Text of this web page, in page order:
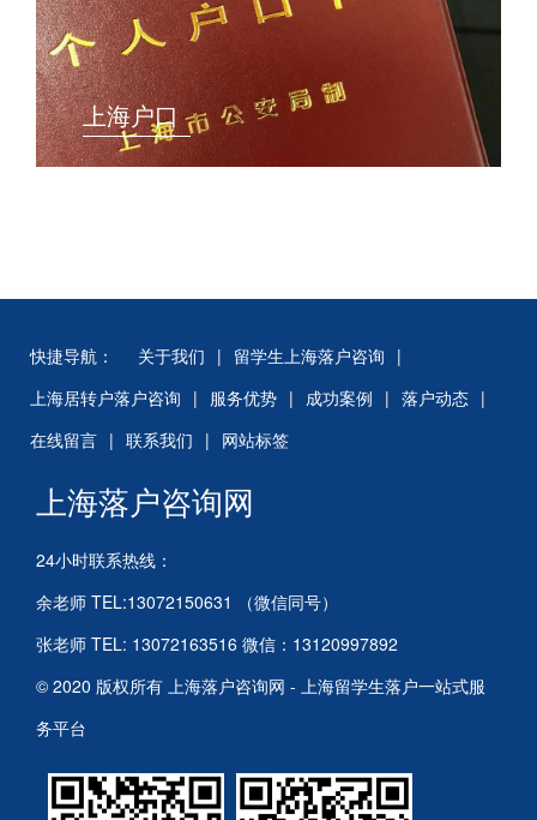
上海户口
快捷导航： 关于我们 | 留学生上海落户咨询 |
上海居转户落户咨询 | 服务优势 | 成功案例 | 落户动态 |
在线留言 | 联系我们 | 网站标签
上海落户咨询网
24小时联系热线：
余老师 TEL:13072150631 （微信同号）
张老师 TEL: 13072163516 微信：13120997892
© 2020 版权所有 上海落户咨询网 - 上海留学生落户一站式服
务平台